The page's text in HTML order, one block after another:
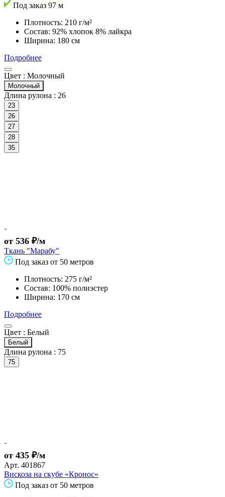
Под заказ 97 м
Плотность: 210 г/м²
Состав: 92% хлопок 8% лайкра
Ширина: 180 см
Подробнее
Цвет : Молочный
Молочный
Длина рулона : 26
23
26
27
28
35
от 536 ₽/м
Ткань "Марабу"
Под заказ от 50 метров
Плотность: 275 г/м²
Состав: 100% полиэстер
Ширина: 170 см
Подробнее
Цвет : Белый
Белый
Длина рулона : 75
75
от 435 ₽/м
Арт. 401867
Вискоза на скубе «Кронос»
Под заказ от 50 метров